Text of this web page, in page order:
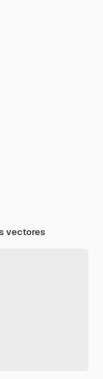
vectores